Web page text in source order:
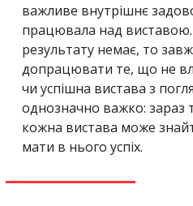
важливе внутрішнє
працювала над
результату немає, то
допрацювати те, що не
чи успішна вистава з
однозначно важко: зараз
кожна вистава може
мати в нього успіх.